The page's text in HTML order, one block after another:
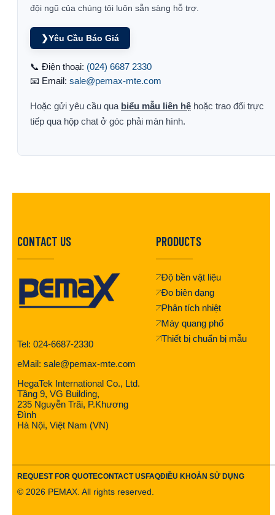
đội ngũ của chúng tôi luôn sẵn sàng hỗ trợ.
❯Yêu Cầu Báo Giá
📞 Điện thoại: (024) 6687 2330
📧 Email: sale@pemax-mte.com
Hoặc gửi yêu cầu qua biểu mẫu liên hệ hoặc trao đổi trực
tiếp qua hộp chat ở góc phải màn hình.
CONTACT US
Tel: 024-6687-2330
eMail: sale@pemax-mte.com
HegaTek International Co., Ltd.
Tầng 9, VG Building,
235 Nguyễn Trãi, P.Khương
Đình
Hà Nội, Việt Nam (VN)
PRODUCTS
Độ bền vật liệu
Đo biên dạng
Phân tích nhiệt
Máy quang phổ
Thiết bị chuẩn bị mẫu
REQUEST FOR QUOTECONTACT USFAQĐIỀU KHOẢN SỬ DỤNG
© 2026 PEMAX. All rights reserved.